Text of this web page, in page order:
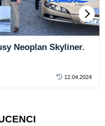
Neoplan Skyliner.
12.04.2024